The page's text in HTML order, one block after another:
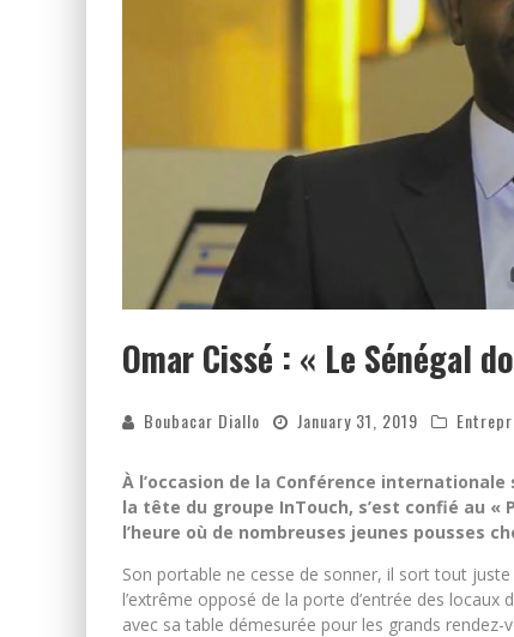
Omar Cissé : « Le Sénégal
Boubacar Diallo January 31, 2019
À l’occasion de la Conférence internationale
la tête du groupe InTouch, s’est confié au
l’heure où de nombreuses jeunes pousses
Son portable ne cesse de sonner, il sort tout juste
l’extrême opposé de la porte d’entrée des locaux
avec sa table démesurée pour les grands rendez-